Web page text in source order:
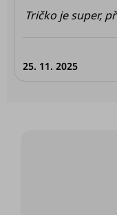
25. 11. 2025
Tričko je super,